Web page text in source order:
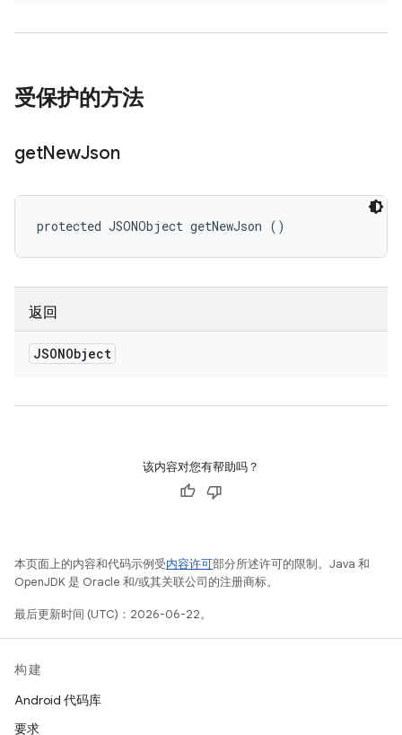
受保护的方法
getNewJson
protected JSONObject getNewJson ()
返回
JSONObject
该内容对您有帮助吗？
本页面上的内容和代码示例受内容许可部分所述许可的限制。Java 和
OpenJDK 是 Oracle 和/或其关联公司的注册商标。
最后更新时间 (UTC)：2026-06-22。
构建
Android 代码库
要求